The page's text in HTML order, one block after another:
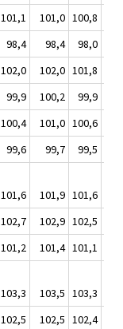
101,1 101,0 100,8
98,4 98,4 98,0
102,0 102,0 101,8
99,9 100,2 99,9
100,4 101,0 100,6
99,6 99,7 99,5
101,6 101,9 101,6
102,7 102,9 102,5
101,2 101,4 101,1
103,3 103,5 103,3
102,5 102,5 102,4